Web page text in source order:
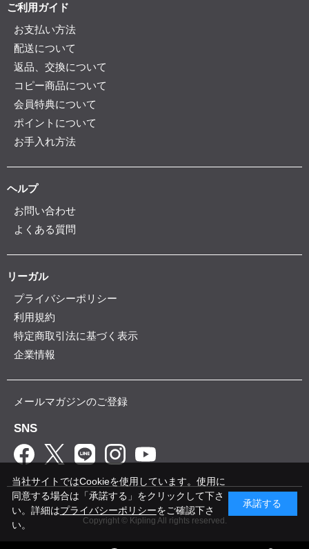
ご利用ガイド
お支払い方法
配送について
返品、交換について
コピー商品について
会員特典について
ポイントについて
お手入れ方法
ヘルプ
お問い合わせ
よくある質問
リーガル
プライバシーポリシー
利用規約
特定商取引法に基づく表示
企業情報
メールマガジンのご登録
SNS
Copyright © Kipling All rights reserved.
当社サイトではCookieを使用しています。使用に
同意する場合は「承諾する」をクリックして下さ
い。詳細はプライバシーポリシーをご確認下さ
い。
承諾する